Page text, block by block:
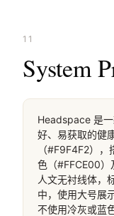
11
System
Headspace 是
好、易获取的健
（#F9F4F2）
色（#FFCE00）
人文无衬线体，
中，使用大号展
不使用冷灰或蓝